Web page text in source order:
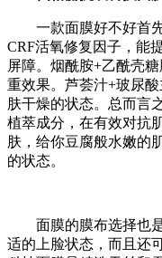
一款面膜好不好首
CRF活氧修复因子，能
屏障。烟酰胺+乙酰壳
重效果。芦荟汁+玻尿
肤干燥的状态。总而言
植萃成分，在有效对抗
肤，给你豆腐般水嫩的
的状态。
面膜的膜布选择也
适的上脸状态，而且还